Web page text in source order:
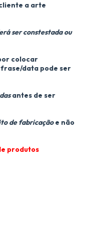
a arte
ser constestada ou
colocar
data pode ser
antes de ser
de fabricaçãoe não
produtos